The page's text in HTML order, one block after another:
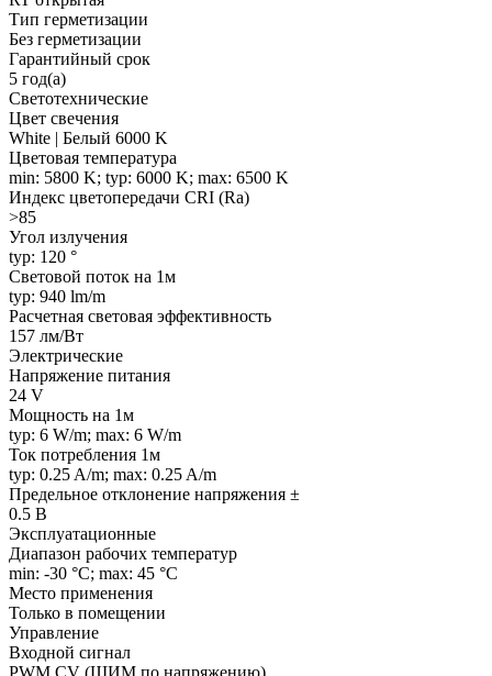
Тип герметизации
Без герметизации
Гарантийный срок
5 год(а)
Светотехнические
Цвет свечения
White | Белый 6000 K
Цветовая температура
min: 5800 K; typ: 6000 K; max: 6500 K
Индекс цветопередачи CRI (Ra)
>85
Угол излучения
typ: 120 °
Световой поток на 1м
typ: 940 lm/m
Расчетная световая эффективность
157 лм/Вт
Электрические
Напряжение питания
24 V
Мощность на 1м
typ: 6 W/m; max: 6 W/m
Ток потребления 1м
typ: 0.25 A/m; max: 0.25 A/m
Предельное отклонение напряжения ±
0.5 В
Эксплуатационные
Диапазон рабочих температур
min: -30 °C; max: 45 °C
Место применения
Только в помещении
Управление
Входной сигнал
PWM СV (ШИМ по напряжению)